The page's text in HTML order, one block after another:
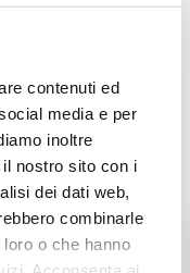
contenuti ed
media e per
inoltre
nostro sito con i
dei dati web,
combinarle
o che hanno
- 34133